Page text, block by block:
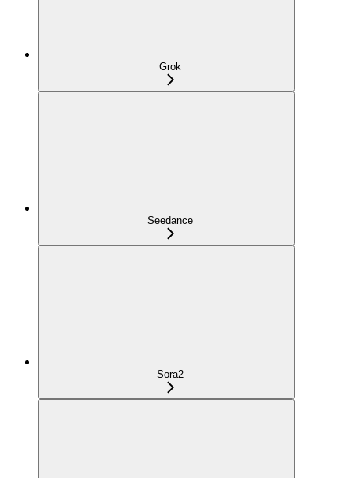
Grok
Seedance
Sora2